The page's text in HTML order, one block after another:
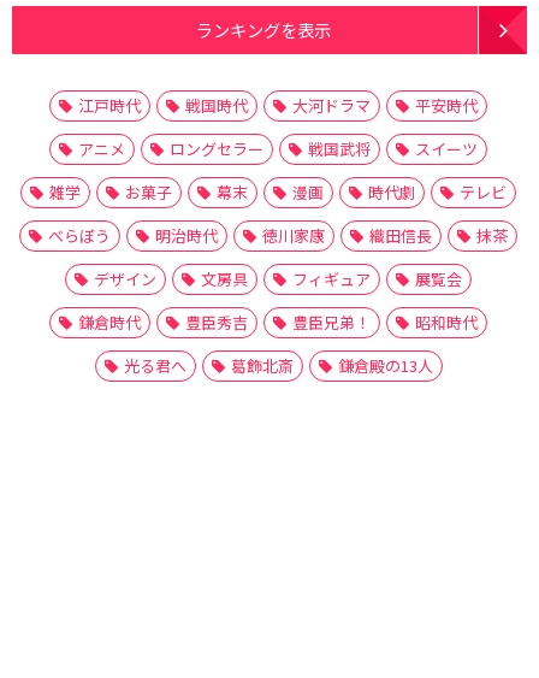
ランキングを表示
江戸時代 戦国時代 大河ドラマ
平安時代
アニメ
ロングセラー 戦国武将
スイーツ
雑学
お菓子 幕末 漫画 時代劇
テレビ
べらぼう
明治時代 徳川家康 織田信長
抹茶
デザイン
文房具 フィギュア
展覧会
鎌倉時代
豊臣秀吉 豊臣兄弟！
昭和時代
光る君へ
葛飾北斎 鎌倉殿の13人